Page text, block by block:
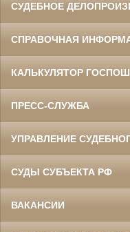
СУДЕБНОЕ
СПРАВОЧНАЯ
КАЛЬКУЛЯТОР
ПРЕСС-СЛУЖБА
УПРАВЛЕНИЕ
СУДЫ СУБЪЕКТА РФ
ВАКАНСИИ